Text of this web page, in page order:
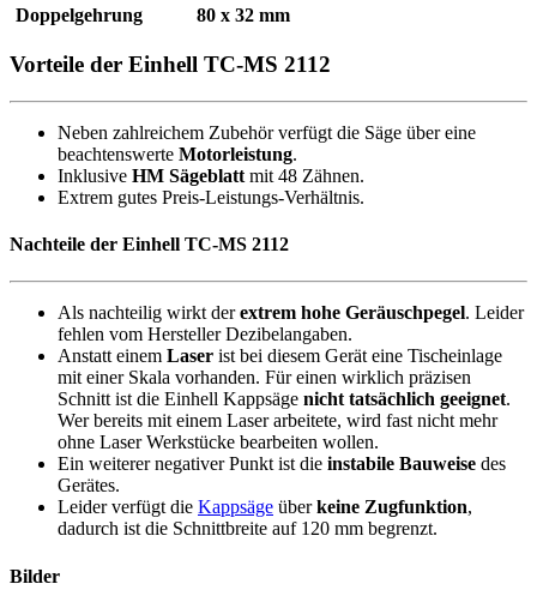
Doppelgehrung
80 x 32 mm
Vorteile der Einhell TC-MS 2112
Neben zahlreichem Zubehör verfügt die Säge über eine
beachtenswerte Motorleistung.
Inklusive HM Sägeblatt mit 48 Zähnen.
Extrem gutes Preis-Leistungs-Verhältnis.
Nachteile der Einhell TC-MS 2112
Als nachteilig wirkt derextrem hohe Geräuschpegel. Leider
fehlen vom Hersteller Dezibelangaben.
Anstatt einem Laser ist bei diesem Gerät eine Tischeinlage
mit einer Skala vorhanden. Für einen wirklich präzisen
Schnitt ist die Einhell Kappsäge nicht tatsächlich geeignet.
Wer bereits mit einem Laser arbeitete, wird fast nicht mehr
ohne Laser Werkstücke bearbeiten wollen.
Ein weiterer negativer Punkt ist die instabile Bauweise des
Gerätes.
Leider verfügt die Kappsäge überkeine Zugfunktion,
dadurch ist die Schnittbreite auf 120 mm begrenzt.
Bilder